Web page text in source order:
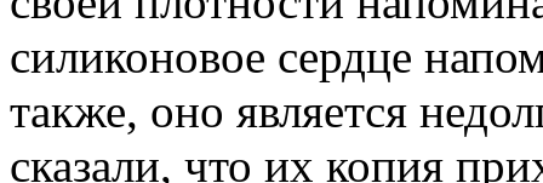
силиконовое сердце
также, оно является
сказали, что их копия